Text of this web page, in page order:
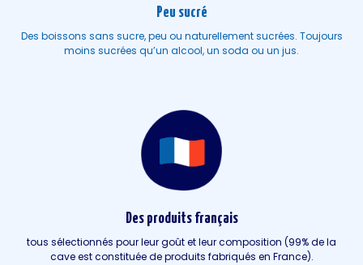
Peu sucré
Des boissons sans sucre, peu ou naturellement sucrées. Toujours
moins sucrées qu’un alcool, un soda ou un jus.
Des produits français
tous sélectionnés pour leur goût et leur composition (99% de la
cave est constituée de produits fabriqués en France).
Nous utilisons des cookies pour vous offrir la meilleure
expérience sur notre site.
Rejeter